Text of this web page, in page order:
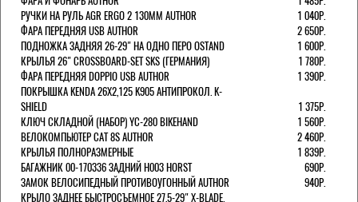
РУЧКИ НА РУЛЬ AGR ERGO 2 130ММ AUTHOR
1 040Р.
ФАРА ПЕРЕДНЯЯ USB AUTHOR
2 650Р.
ПОДНОЖКА ЗАДНЯЯ 26-29" НА ОДНО ПЕРО OSTAND
1 600Р.
КРЫЛЬЯ 26" CROSSBOARD-SET SKS (ГЕРМАНИЯ)
1 780Р.
ФАРА ПЕРЕДНЯЯ DOPPIO USB AUTHOR
1 390Р.
ПОКРЫШКА KENDA 26Х2,125 K905 АНТИПРОКОЛ. K-
SHIELD
1 375Р.
КЛЮЧ СКЛАДНОЙ (НАБОР) YC-280 BIKEHAND
1 560Р.
ВЕЛОКОМПЬЮТЕР CAT 8S AUTHOR
2 460Р.
КРЫЛЬЯ ПОЛНОРАЗМЕРНЫЕ
1 839Р.
БАГАЖНИК 00-170336 ЗАДНИЙ H003 HORST
690Р.
ЗАМОК ВЕЛОСИПЕДНЫЙ ПРОТИВОУГОННЫЙ AUTHOR
940Р.
КРЫЛО ЗАДНЕЕ БЫСТРОСЪЕМНОЕ 27,5-29" X-BLADE.